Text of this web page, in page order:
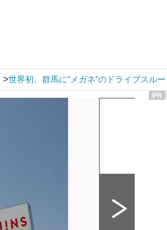
>世界初、群馬に“メガネ”のドライブスルー
PR